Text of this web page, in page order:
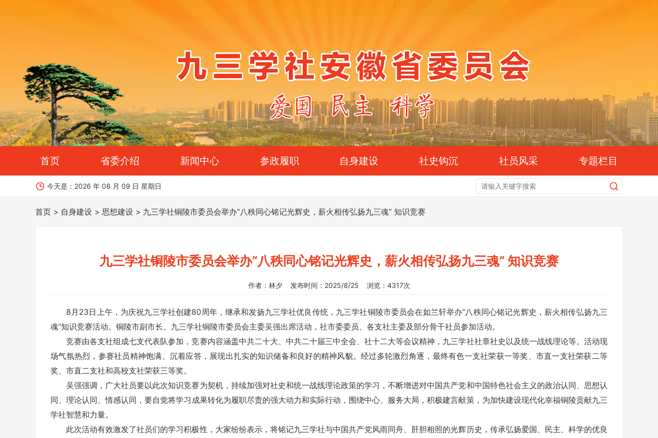
首页 省委介绍 新闻中心 参政履职 自身建设 社史钩沉 社员风采 专题栏目
今天是： 2026 年 08 月 09 日 星期日
首页 自身建设 思想建设 九三学社铜陵市委员会举办“八秩同心铭记光辉史，薪火相传弘扬九三魂” 知识竞赛
九三学社铜陵市委员会举办“八秩同心铭记光辉史，薪火相传弘扬九三魂” 知识竞赛
作者：林夕 发布时间：2025/8/25 浏览：4317次
8月23日上午，为庆祝九三学社创建80周年，继承和发扬九三学社优良传统，九三学社铜陵市委员会在如兰轩举办“八秩同心铭记光辉史，薪火相传弘扬九三
魂”知识竞赛活动。铜陵市副市长、九三学社铜陵市委员会主委吴强出席活动，社市委委员、各支社主委及部分骨干社员参加活动。
竞赛由各支社组成七支代表队参加，竞赛内容涵盖中共二十大、中共二十届三中全会、社十二大等会议精神，九三学社社章社史以及统一战线理论等。活动现
场气氛热烈，参赛社员精神饱满、沉着应答，展现出扎实的知识储备和良好的精神风貌。经过多轮激烈角逐，最终有色一支社荣获一等奖、市直一支社荣获二等
奖、市直二支社和高校支社荣获三等奖。
吴强强调，广大社员要以此次知识竞赛为契机，持续加强对社史和统一战线理论政策的学习，不断增进对中国共产党和中国特色社会主义的政治认同、思想认
同、理论认同、情感认同，要自觉将学习成果转化为履职尽责的强大动力和实际行动，围绕中心、服务大局，积极建言献策，为加快建设现代化幸福铜陵贡献九三
学社智慧和力量。
此次活动有效激发了社员们的学习积极性，大家纷纷表示，将铭记九三学社与中国共产党风雨同舟、肝胆相照的光辉历史，传承弘扬爱国、民主、科学的优良